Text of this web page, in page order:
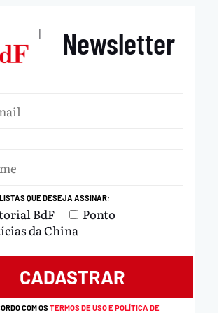
| Newsletter
QUE DESEJA ASSINAR:
BdF
Ponto
da China
COM OSTERMOS DE USO E POLÍTICA DE